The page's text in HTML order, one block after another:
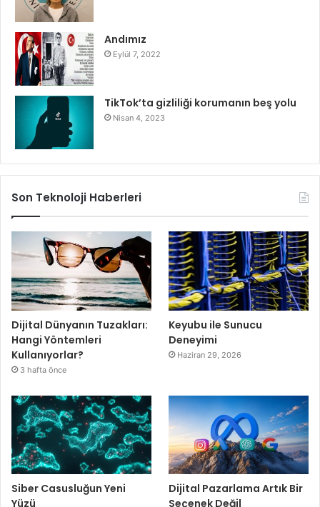
Andımız
Eylül 7, 2022
TikTok’ta gizliliği korumanın beş yolu
Nisan 4, 2023
Son Teknoloji Haberleri
Dijital Dünyanın Tuzakları:
Hangi Yöntemleri
Kullanıyorlar?
3 hafta önce
Keyubu ile Sunucu
Deneyimi
Haziran 29, 2026
Siber Casusluğun Yeni
Yüzü
Dijital Pazarlama Artık Bir
Seçenek Değil